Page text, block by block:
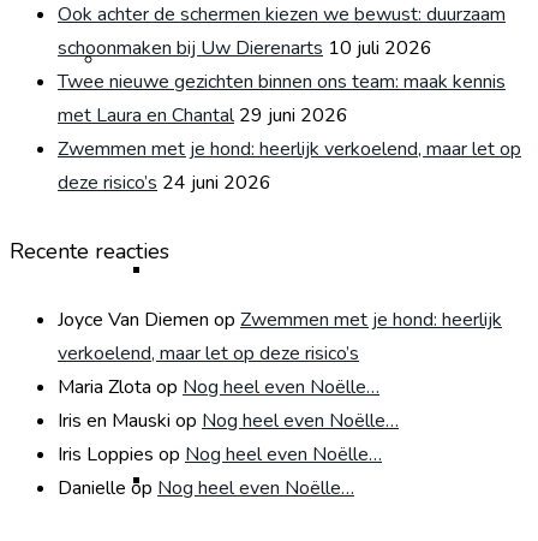
Kat
Castratie poes
Ook achter de schermen kiezen we bewust: duurzaam
schoonmaken bij Uw Dierenarts 10 juli 2026
Twee nieuwe gezichten binnen ons team: maak kennis
met Laura en Chantal 29 juni 2026
Zwemmen met je hond: heerlijk verkoelend, maar let op
deze risico’s 24 juni 2026
Recente reacties
Joyce Van Diemen op Zwemmen met je hond: heerlijk
verkoelend, maar let op deze risico’s
Maria Zlota op Nog heel even Noëlle…
Iris en Mauski op Nog heel even Noëlle…
Iris Loppies op Nog heel even Noëlle…
Danielle op Nog heel even Noëlle…